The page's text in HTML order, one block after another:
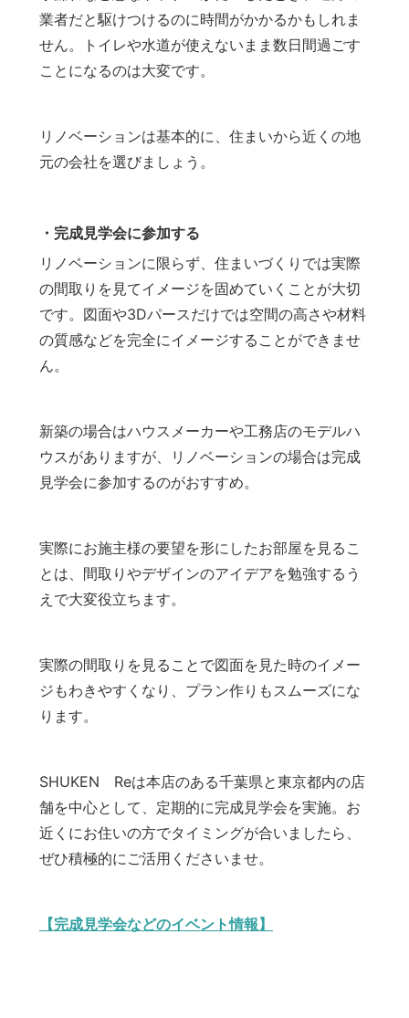
業者だと駆けつけるのに時間がかかるかもしれま
せん。トイレや水道が使えないまま数日間過ごす
ことになるのは大変です。
リノベーションは基本的に、住まいから近くの地
元の会社を選びましょう。
・完成見学会に参加する
リノベーションに限らず、住まいづくりでは実際
の間取りを見てイメージを固めていくことが大切
です。図面や3Dパースだけでは空間の高さや材料
の質感などを完全にイメージすることができませ
ん。
新築の場合はハウスメーカーや工務店のモデルハ
ウスがありますが、リノベーションの場合は完成
見学会に参加するのがおすすめ。
実際にお施主様の要望を形にしたお部屋を見るこ
とは、間取りやデザインのアイデアを勉強するう
えで大変役立ちます。
実際の間取りを見ることで図面を見た時のイメー
ジもわきやすくなり、プラン作りもスムーズにな
ります。
SHUKEN Reは本店のある千葉県と東京都内の店
舗を中心として、定期的に完成見学会を実施。お
近くにお住いの方でタイミングが合いましたら、
ぜひ積極的にご活用くださいませ。
【完成見学会などのイベント情報】